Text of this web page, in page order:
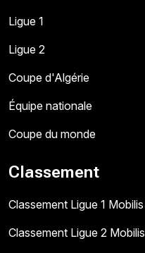
Ligue 1
Ligue 2
Coupe d'Algérie
Équipe nationale
Coupe du monde
Classement
Classement Ligue 1 Mobilis
Classement Ligue 2 Mobilis